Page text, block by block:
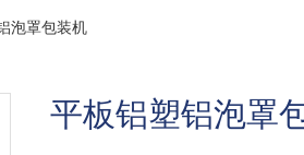
泡罩包装机
平板铝塑铝泡罩